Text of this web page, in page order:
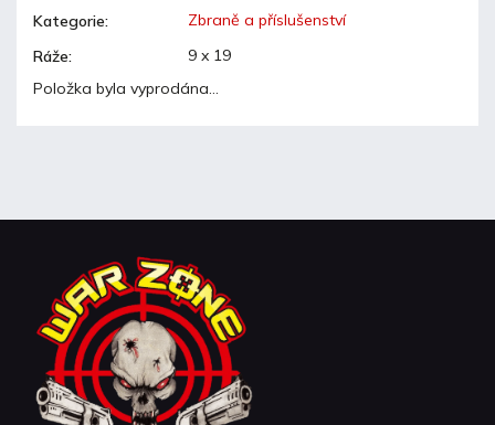
Kategorie:
Zbraně a příslušenství
Ráže:
9 x 19
Položka byla vyprodána…